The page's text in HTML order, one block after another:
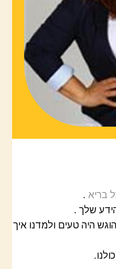
בריא .
שלך .
היה טעים ולמדנו איך